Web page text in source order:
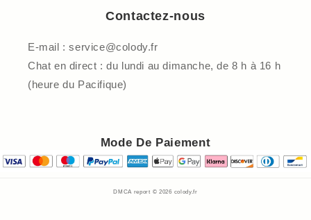
Contactez-nous
E-mail : service@colody.fr
Chat en direct : du lundi au dimanche, de 8 h à 16 h
(heure du Pacifique)
Mode De Paiement
DMCA report © 2026 colody.fr